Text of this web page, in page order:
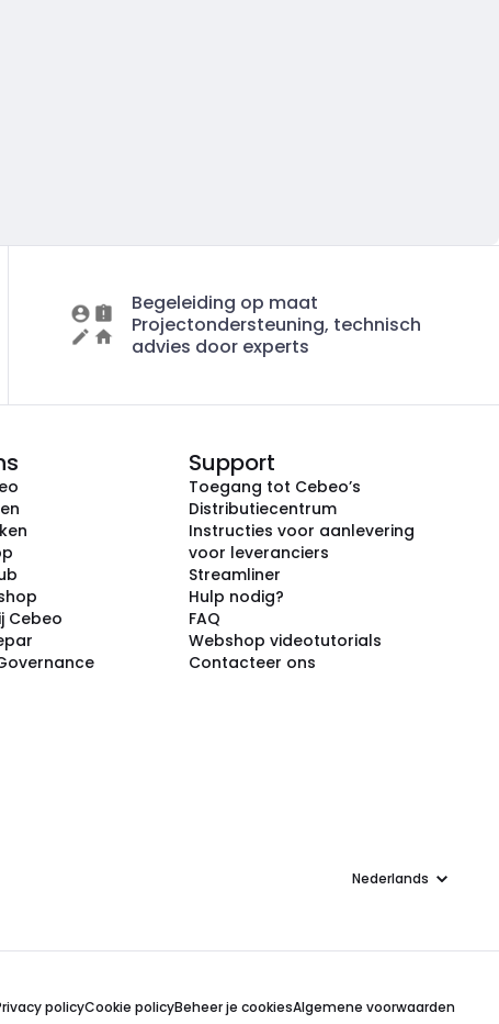
Begeleiding op maat
Projectondersteuning, technisch
advies door experts
Cebeo
Support
Toegang tot Cebeo’s
Distributiecentrum
Instructies voor aanlevering
voor leveranciers
Streamliner
Hulp nodig?
FAQ
Webshop videotutorials
Contacteer ons
Taal
policyCookie policyBeheer je cookiesAlgemene voorwaarden